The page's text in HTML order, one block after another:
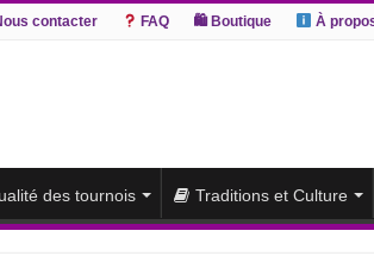
contacter FAQ 🛍 Boutique À
des tournois Traditions et Culture